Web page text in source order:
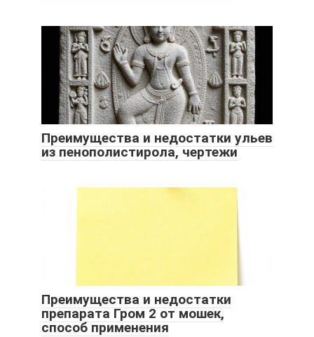
Преимущества и недостатки ульев
из пенополистирола, чертежи
Преимущества и недостатки
препарата Гром 2 от мошек,
способ применения